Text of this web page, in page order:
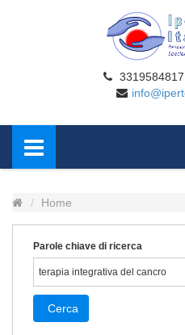
Home
Parole chiave di ricerca
Cerca